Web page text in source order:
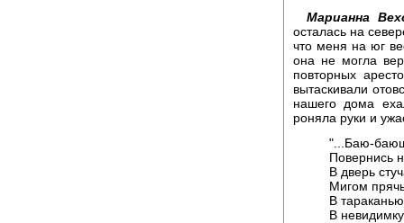
Марианна
осталась на
что меня на юг
она не могла
повторных
вытаскивали
нашего дома
роняла руки и
"...Баю-
Повернись
В дверь
Мигом
В
В